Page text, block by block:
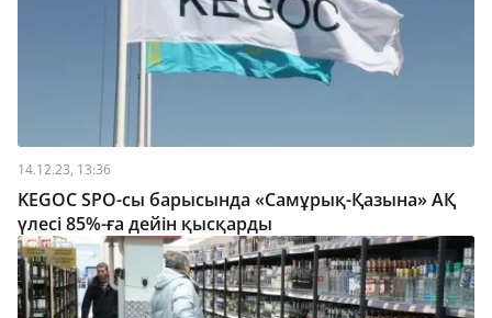
14.12.23, 13:36
KEGOC SPO-сы барысында «Самұрық-Қазына» АҚ
үлесі 85%-ға дейін қысқарды